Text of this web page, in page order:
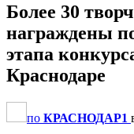
Более 30
награждены
этапа
Краснодаре
по КРАСНОДАР1